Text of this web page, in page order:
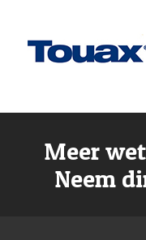
Meer
Neem